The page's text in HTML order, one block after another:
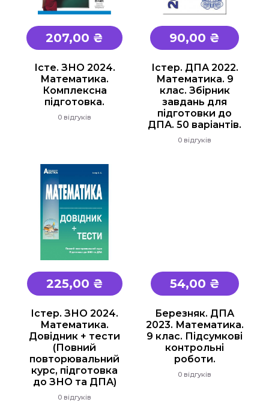
207,00 ₴
Істе. ЗНО 2024.
Математика.
Комплексна
підготовка.
0 відгуків
90,00 ₴
Істер. ДПА 2022.
Математика. 9
клас. Збірник
завдань для
підготовки до
ДПА. 50 варіантів.
0 відгуків
225,00 ₴
Істер. ЗНО 2024.
Математика.
Довідник + тести
(Повний
повторювальний
курс, підготовка
до ЗНО та ДПА)
0 відгуків
54,00 ₴
Березняк. ДПА
2023. Математика.
9 клас. Підсумкові
контрольні
роботи.
0 відгуків
Підручники
1 клас
2 клас
3 клас
4 клас
Універсальна література для 1-4 класів
Методичні рекомендації, все для
Інклюзивне навчання
Таблиці, наочність
Основна та старша школа
Основи здоров'я
Історія
Правознавство
Географія
Біологія Природознавство Екологія
Хімія
Фізика